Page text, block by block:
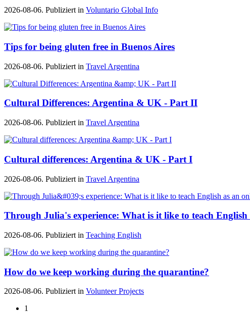
2026-08-06. Publiziert in Voluntario Global Info
Tips for being gluten free in Buenos Aires
2026-08-06. Publiziert in Travel Argentina
Cultural Differences: Argentina & UK - Part II
2026-08-06. Publiziert in Travel Argentina
Cultural differences: Argentina & UK - Part I
2026-08-06. Publiziert in Travel Argentina
Through Julia's experience: What is it like to teach English
2026-08-06. Publiziert in Teaching English
How do we keep working during the quarantine?
2026-08-06. Publiziert in Volunteer Projects
1